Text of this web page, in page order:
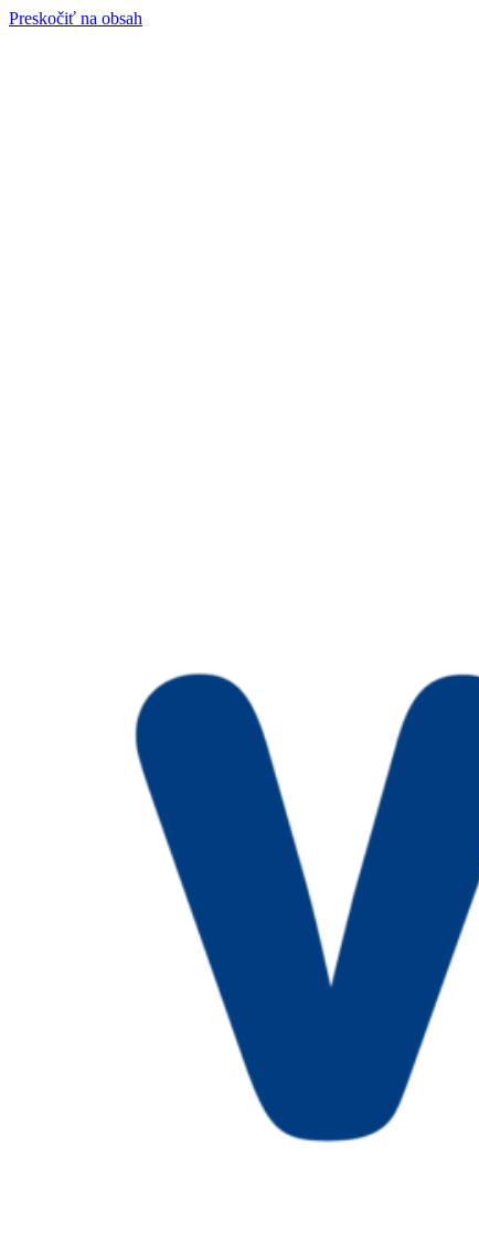
Preskočiť na obsah